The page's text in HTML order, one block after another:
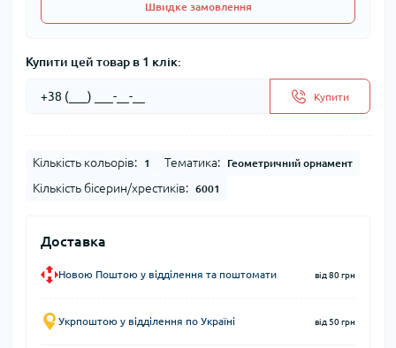
Швидке замовлення
Купити цей товар в 1 клік:
Купити
Кількість кольорів: 1 Тематика: Геометричний орнамент
Кількість бісерин/хрестиків: 6001
Доставка
Новою Поштою у відділення та поштомати від 80 грн
Укрпоштою у відділення по Україні від 50 грн